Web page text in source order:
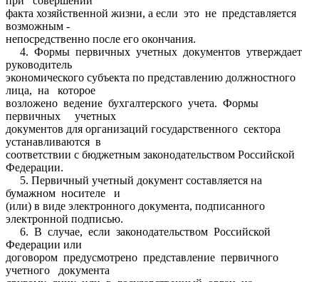
факта хозяйственной жизни, а если это не представляется
возможным -
непосредственно после его окончания.
4. Формы первичных учетных документов утверждает
руководитель
экономического субъекта по представлению должностного
лица, на которое
возложено ведение бухгалтерского учета. Формы
первичных учетных
документов для организаций государственного сектора
устанавливаются в
соответствии с бюджетным законодательством Российской
Федерации.
5. Первичный учетный документ составляется на
бумажном носителе и
(или) в виде электронного документа, подписанного
электронной подписью.
6. В случае, если законодательством Российской
Федерации или
договором предусмотрено представление первичного
учетного документа